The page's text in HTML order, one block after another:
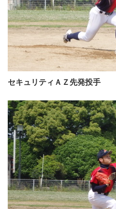
セキュリティＡＺ先発投手